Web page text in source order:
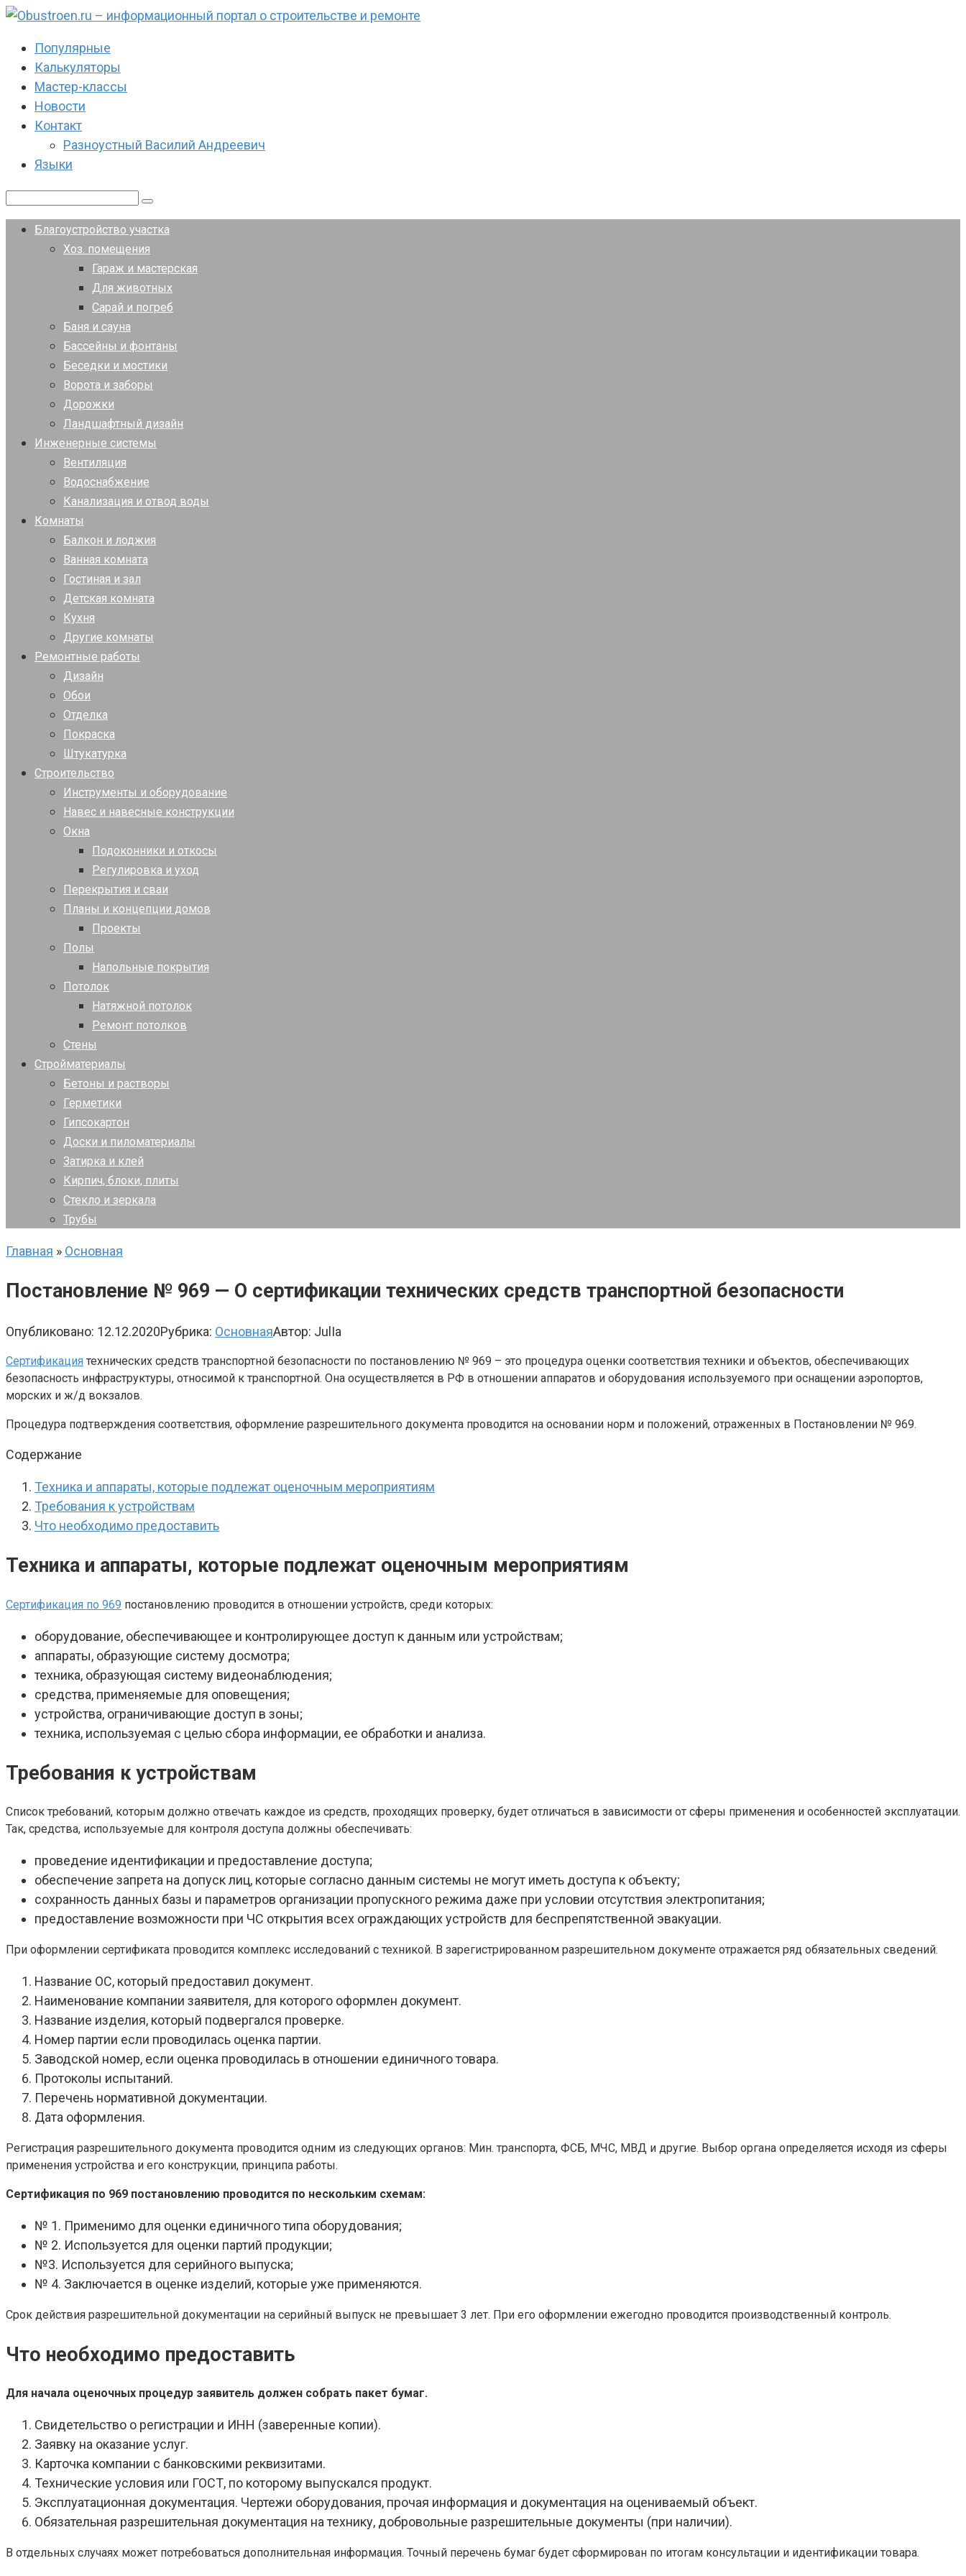
Перейти
контентуПопулярные
Калькуляторы
Мастер-классы
Новости
Контакт
Разноустный Василий Андреевич
Языки
Поиск:
Благоустройство участка
Хоз. помещения
Гараж и мастерская
Для животных
Сарай и погреб
Баня и сауна
Бассейны и фонтаны
Беседки и мостики
Ворота и заборы
Дорожки
Ландшафтный дизайн
Инженерные системы
Вентиляция
Водоснабжение
Канализация и отвод воды
Комнаты
Балкон и лоджия
Ванная комната
Гостиная и зал
Детская комната
Кухня
Другие комнаты
Ремонтные работы
Дизайн
Обои
Отделка
Покраска
Штукатурка
Строительство
Инструменты и оборудование
Навес и навесные конструкции
Окна
Подоконники и откосы
Регулировка и уход
Перекрытия и сваи
Планы и концепции домов
Проекты
Полы
Напольные покрытия
Потолок
Натяжной потолок
Ремонт потолков
Стены
Стройматериалы
Бетоны и растворы
Герметики
Гипсокартон
Доски и пиломатериалы
Затирка и клей
Кирпич, блоки, плиты
Стекло и зеркала
Трубы
Главная » Основная
Постановление № 969 — О сертификации технических средств транспортной безопасности
Опубликовано: 12.12.2020Рубрика: ОсновнаяАвтор: JulIa
Сертификация технических средств транспортной безопасности по постановлению № 969 – это процедура оценки соответствия техники и объектов, обеспечивающих
безопасность инфраструктуры, относимой к транспортной. Она осуществляется в РФ в отношении аппаратов и оборудования используемого при оснащении аэропортов,
морских и ж/д вокзалов.
Процедура подтверждения соответствия, оформление разрешительного документа проводится на основании норм и положений, отраженных в Постановлении № 969.
Содержание
Техника и аппараты, которые подлежат оценочным мероприятиям
Требования к устройствам
Что необходимо предоставить
Техника и аппараты, которые подлежат оценочным мероприятиям
Сертификация по 969 постановлению проводится в отношении устройств, среди которых:
оборудование, обеспечивающее и контролирующее доступ к данным или устройствам;
аппараты, образующие систему досмотра;
техника, образующая систему видеонаблюдения;
средства, применяемые для оповещения;
устройства, ограничивающие доступ в зоны;
техника, используемая с целью сбора информации, ее обработки и анализа.
Требования к устройствам
Список требований, которым должно отвечать каждое из средств, проходящих проверку, будет отличаться в зависимости от сферы применения и особенностей эксплуатации.
Так, средства, используемые для контроля доступа должны обеспечивать:
проведение идентификации и предоставление доступа;
обеспечение запрета на допуск лиц, которые согласно данным системы не могут иметь доступа к объекту;
сохранность данных базы и параметров организации пропускного режима даже при условии отсутствия электропитания;
предоставление возможности при ЧС открытия всех ограждающих устройств для беспрепятственной эвакуации.
При оформлении сертификата проводится комплекс исследований с техникой. В зарегистрированном разрешительном документе отражается ряд обязательных сведений.
Название ОС, который предоставил документ.
Наименование компании заявителя, для которого оформлен документ.
Название изделия, который подвергался проверке.
Номер партии если проводилась оценка партии.
Заводской номер, если оценка проводилась в отношении единичного товара.
Протоколы испытаний.
Перечень нормативной документации.
Дата оформления.
Регистрация разрешительного документа проводится одним из следующих органов: Мин. транспорта, ФСБ, МЧС, МВД и другие. Выбор органа определяется исходя из сферы
применения устройства и его конструкции, принципа работы.
Сертификация по 969 постановлению проводится по нескольким схемам:
№ 1. Применимо для оценки единичного типа оборудования;
№ 2. Используется для оценки партий продукции;
№3. Используется для серийного выпуска;
№ 4. Заключается в оценке изделий, которые уже применяются.
Срок действия разрешительной документации на серийный выпуск не превышает 3 лет. При его оформлении ежегодно проводится производственный контроль.
Что необходимо предоставить
Для начала оценочных процедур заявитель должен собрать пакет бумаг.
Свидетельство о регистрации и ИНН (заверенные копии).
Заявку на оказание услуг.
Карточка компании с банковскими реквизитами.
Технические условия или ГОСТ, по которому выпускался продукт.
Эксплуатационная документация. Чертежи оборудования, прочая информация и документация на оцениваемый объект.
Обязательная разрешительная документация на технику, добровольные разрешительные документы (при наличии).
В отдельных случаях может потребоваться дополнительная информация. Точный перечень бумаг будет сформирован по итогам консультации и идентификации товара.